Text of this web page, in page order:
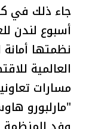
جاء ذلك في
نظمتها
العالمية
مسارات
"مارلبورو